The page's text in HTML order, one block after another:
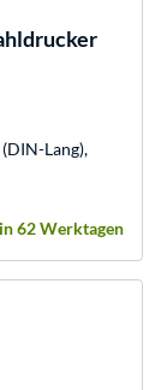
Lang),
62 Werktagen